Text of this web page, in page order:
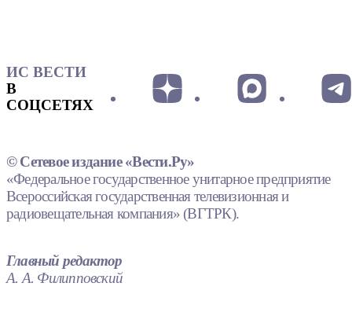
ИС ВЕСТИ
В
СОЦСЕТЯХ
© Сетевое издание «Вести.Ру»
«Федеральное государственное унитарное предприятие
Всероссийская государственная телевизионная и
радиовещательная компания» (ВГТРК).
Главный редактор
А. А. Филипповский